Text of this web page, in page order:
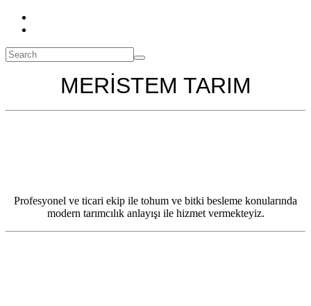
MERİSTEM TARIM
Profesyonel ve ticari ekip ile tohum ve bitki besleme konularında
modern tarımcılık anlayışı ile hizmet vermekteyiz.